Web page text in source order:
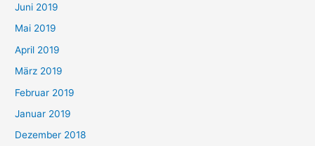
Juni 2019
Mai 2019
April 2019
März 2019
Februar 2019
Januar 2019
Dezember 2018